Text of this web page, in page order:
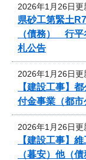
2026年1月26日更
県砂工第緊土
（債務） 行
札公告
2026年1月26日更
【建設工事】
付金事業（都
2026年1月26日更
【建設工事】
（暮安）他（